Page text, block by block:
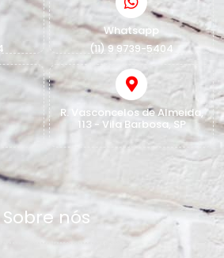
Whatsapp
(11) 9 9739-5404
R. Vasconcelos de Almeida,
113 - Vila Barbosa, SP
Sobre nós